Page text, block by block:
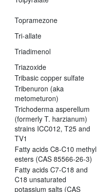
Topramezone
Tri-allate
Triadimenol
Triazoxide
Tribasic copper sulfate
Tribenuron (aka
metometuron)
Trichoderma asperellum
(formerly T. harzianum)
strains ICC012, T25 and
TV1
Fatty acids C8-C10 methyl
esters (CAS 85566-26-3)
Fatty acids C7-C18 and
C18 unsaturated
potassium salts (CAS